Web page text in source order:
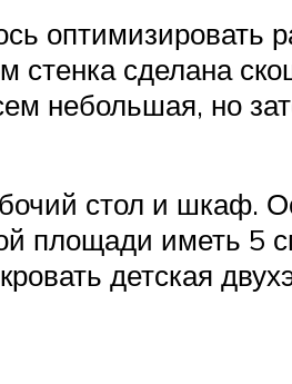
оптимизировать
стенка сделана
небольшая, но
стол и шкаф.
площади иметь 5
детская